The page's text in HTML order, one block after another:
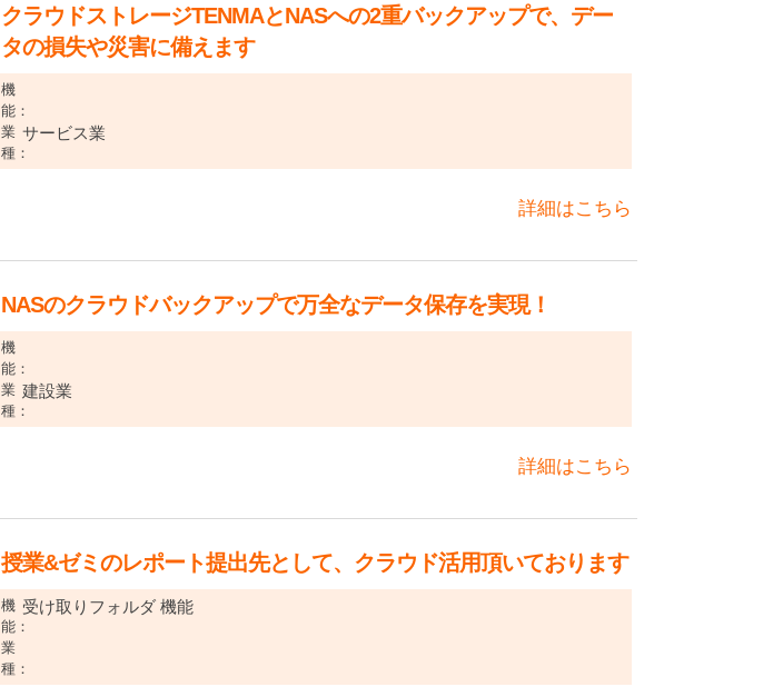
クラウドストレージTENMAとNASへの2重バックアップで、デー
タの損失や災害に備えます
機
能：
業
種：
サービス業
詳細はこちら
NASのクラウドバックアップで万全なデータ保存を実現！
機
能：
業
種：
建設業
詳細はこちら
授業&ゼミのレポート提出先として、クラウド活用頂いております
機
能：
受け取りフォルダ 機能
業
種：